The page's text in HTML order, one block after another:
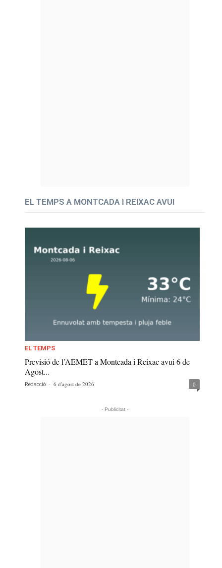
EL TEMPS A MONTCADA I REIXAC AVUI
EL TEMPS
Previsió de l’AEMET a Montcada i Reixac avui 6 de
Agost...
Redacció - 6 d'agost de 2026 0
- Publicitat -